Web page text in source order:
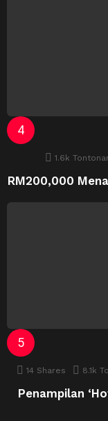
1.6k
RM200,000
14 Shares 8.1k
Penampilan